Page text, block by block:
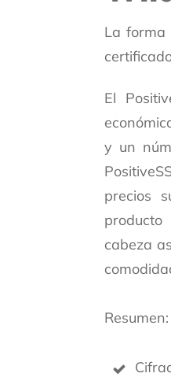
La forma
El
y un
precios
cabeza
Resumen: